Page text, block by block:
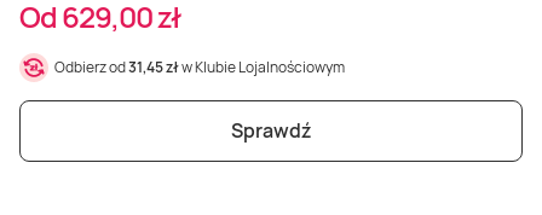
Od 629,00 zł
Odbierz od31,45 złw Klubie Lojalnościowym
Sprawdź